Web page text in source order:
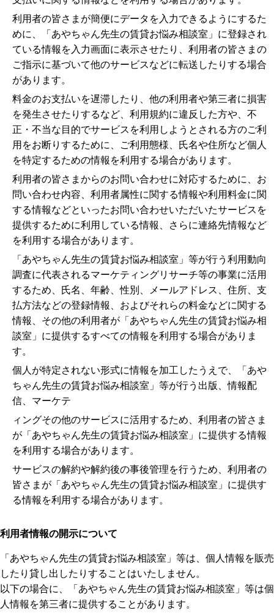
利用者の皆さまが簡便にデータを入力できるようにするた
めに、「あやちゃん先生の賃貸お悩み相談室」に登録され
ている情報を入力画面に表示させたり、利用者の皆さまの
ご指示に基づいて他のサービスなどに転送したりする場合
があります。
料金のお支払いを遅滞したり、他の利用者や第三者に損害
を発生させたりするなど、利用規約に違反した方や、不
正・不当な目的でサービスを利用しようとされる方のご利
用をお断りするために、ご利用態様、氏名や住所など個人
を特定するための情報を利用する場合があります。
利用者の皆さまからのお問い合わせに対応するために、お
問い合わせ内容、利用者属性に関する情報や利用料金に関
する情報などといったお問い合わせいただいたサービスを
提供するために利用している情報、さらに連絡先情報など
を利用する場合があります。
「あやちゃん先生の賃貸お悩み相談室」等が行う利用動向
調査に代表されるマーケティングリサーチ等の事業に活用
するため、氏名、年齢、性別、メールアドレス、住所、支
払方法などの登録情報、およびそれらの料金などに関する
情報、その他の利用者が「あやちゃん先生の賃貸お悩み相
談室」に提供するすべての情報を利用する場合がありま
す。
個人が特定されない形式に情報を加工したうえで、「あや
ちゃん先生の賃貸お悩み相談室」等が行う出版、情報配
信、マーケテ
ィングその他のサービスに活用するため、利用者の皆さま
が「あやちゃん先生の賃貸お悩み相談室」に提供する情報
を利用する場合があります。
サービスの解約や解約後の事後管理を行うため、利用者の
皆さまが「あやちゃん先生の賃貸お悩み相談室」に提供す
る情報を利用する場合があります。
利用者情報の開示について
「あやちゃん先生の賃貸お悩み相談室」等は、個人情報を販売
したり貸し出したりすることはいたしません。
以下の場合に、「あやちゃん先生の賃貸お悩み相談室」等は個
人情報を第三者に提供することがあります。